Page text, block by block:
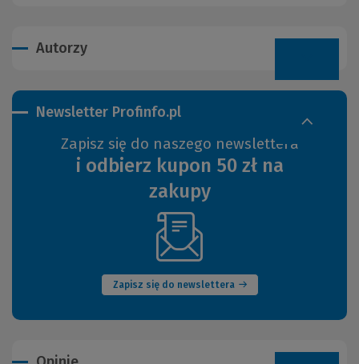
Autorzy
Newsletter Profinfo.pl
Zapisz się do naszego newslettera
i odbierz kupon 50 zł na
zakupy
Zapisz się do newslettera
(Nowe
okno)